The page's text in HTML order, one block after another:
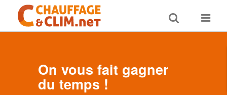
Toggle
search
Toggle
On vous fait gagner
du temps !